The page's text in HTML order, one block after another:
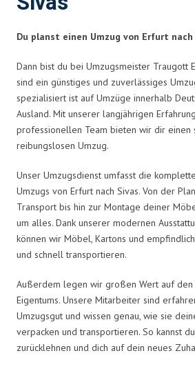
Du planst einen Umzug von Erfurt nach
Dann bist du bei Umzugsmeister Traugott
sind ein günstiges und zuverlässiges
spezialisiert ist auf Umzüge innerhalb
Ausland. Mit unserer langjährigen
professionellen Team bieten wir dir einen
reibungslosen Umzug.
Unser Umzugsdienst umfasst die
Umzugs von Erfurt nach Sivas. Von der
Transport bis hin zur Montage deiner
um alles. Dank unserer modernen
können wir Möbel, Kartons und
und schnell transportieren.
Außerdem legen wir großen Wert auf den
Eigentums. Unsere Mitarbeiter sind
Umzugsgut und wissen genau, wie sie
verpacken und transportieren. So kannst
zurücklehnen und dich auf dein neues